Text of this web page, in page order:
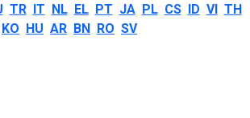
TR IT NL EL PT JA PL CS ID VI TH
KO HU AR BN RO SV